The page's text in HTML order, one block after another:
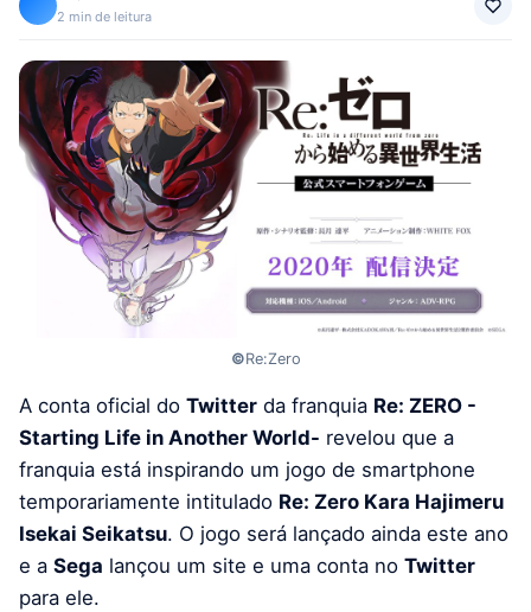
2 min de leitura
©Re:Zero
A conta oficial do Twitter da franquia Re: ZERO -
Starting Life in Another World- revelou que a
franquia está inspirando um jogo de smartphone
temporariamente intitulado Re: Zero Kara Hajimeru
Isekai Seikatsu. O jogo será lançado ainda este ano
e a Sega lançou um site e uma conta no Twitter
para ele.